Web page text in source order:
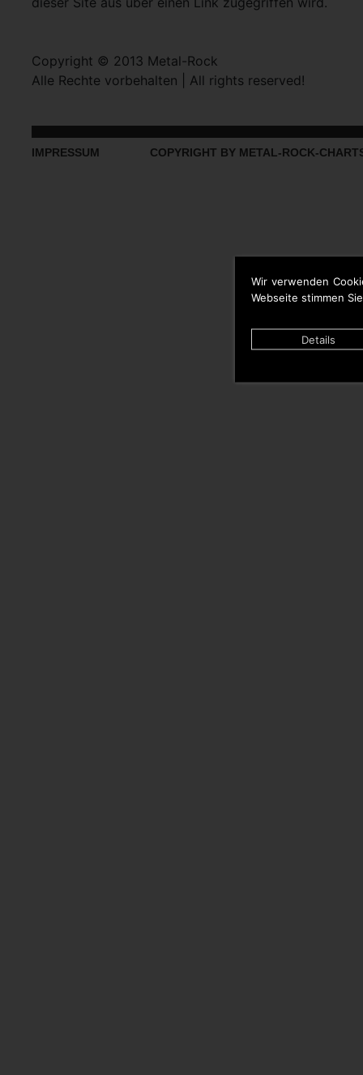
Wir verwenden
Webseite stimmen
Details
Copyright © 2013 Metal-Rock
Alle Rechte vorbehalten | All rights reserved!
IMPRESSUM COPYRIGHT BY METAL-ROCK-